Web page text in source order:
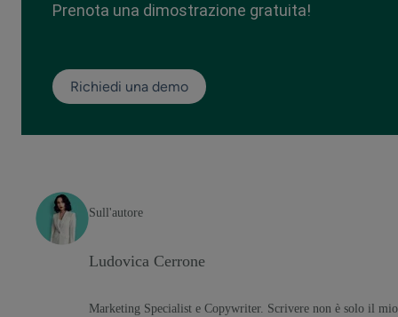
Prenota una dimostrazione gratuita!
Richiedi una demo
Sull'autore
Ludovica Cerrone
Marketing Specialist e Copywriter. Scrivere non è solo il mio